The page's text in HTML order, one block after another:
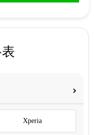
Xperia